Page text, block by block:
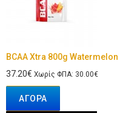
BCAA Xtra 800g
37.20€ Χωρίς ΦΠΑ: 30.00€
ΑΓΟΡΆ